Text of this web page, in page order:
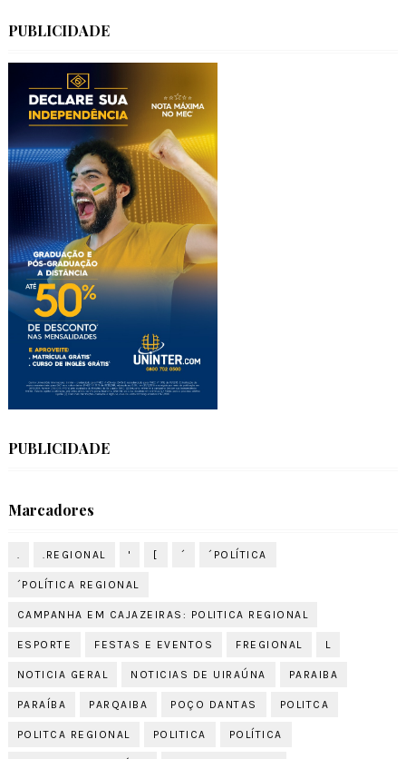
PUBLICIDADE
PUBLICIDADE
Marcadores
. .REGIONAL ' [ ´ ´POLÍTICA
´POLÍTICA REGIONAL
CAMPANHA EM CAJAZEIRAS: POLITICA REGIONAL
ESPORTE FESTAS E EVENTOS FREGIONAL L
NOTICIA GERAL NOTICIAS DE UIRAÚNA PARAIBA
PARAÍBA PARQAIBA POÇO DANTAS POLITCA
POLITCA REGIONAL POLITICA POLÍTICA